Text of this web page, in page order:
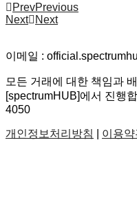
PrevPrevious
Next
Next
이메일 :
모든 거래에 대한 책임과
[spectrumHUB]에서 진행
4050
개인정보처리방침 이용